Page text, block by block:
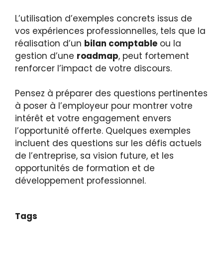
L’utilisation d’exemples concrets issus de
vos expériences professionnelles, tels que la
réalisation d’un bilan comptable ou la
gestion d’une roadmap, peut fortement
renforcer l’impact de votre discours.
Pensez à préparer des questions pertinentes
à poser à l’employeur pour montrer votre
intérêt et votre engagement envers
l’opportunité offerte. Quelques exemples
incluent des questions sur les défis actuels
de l’entreprise, sa vision future, et les
opportunités de formation et de
développement professionnel.
Tags